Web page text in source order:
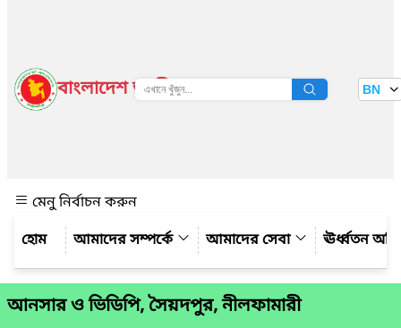
বাংলাদেশ জাতীয় তথ্য বাতায়ন BN
মেনু নির্বাচন করুন
আমাদের সম্পর্কে
আমাদের সেবা ঊর্ধ্বতন
আনসার ও ভিডিপি, সৈয়দপুর, নীলফামারী